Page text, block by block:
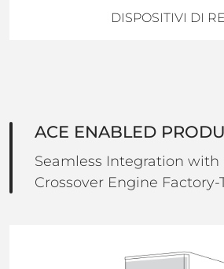
DISPOSITIVI DI
ACE ENABLED
Seamless Integration with
Crossover Engine